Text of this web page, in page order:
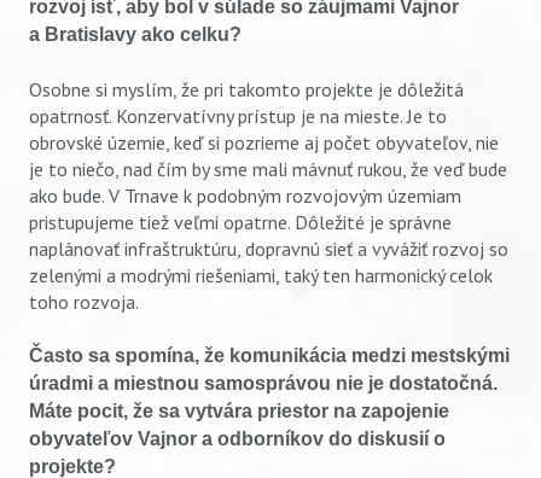
Vyhľadávanie
rozvoj ísť, aby bol v súlade so záujmami Vajnor
a Bratislavy ako celku?
Osobne si myslím, že pri takomto projekte je dôležitá
opatrnosť. Konzervatívny prístup je na mieste. Je to
obrovské územie, keď si pozrieme aj počet obyvateľov, nie
je to niečo, nad čím by sme mali mávnuť rukou, že veď bude
ako bude. V Trnave k podobným rozvojovým územiam
pristupujeme tiež veľmi opatrne. Dôležité je správne
naplánovať infraštruktúru, dopravnú sieť a vyvážiť rozvoj so
zelenými a modrými riešeniami, taký ten harmonický celok
toho rozvoja.
Často sa spomína, že komunikácia medzi mestskými
úradmi a miestnou samosprávou nie je dostatočná.
Máte pocit, že sa vytvára priestor na zapojenie
obyvateľov Vajnor a odborníkov do diskusií o
projekte?